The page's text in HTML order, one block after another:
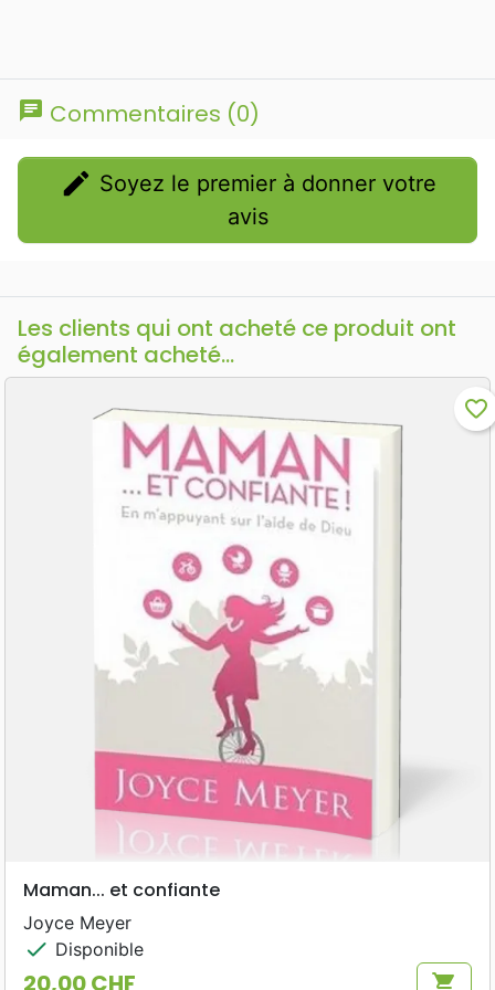
chat Commentaires (0)
edit
avis
Les clients qui ont acheté ce produit ont
également acheté...
favorite_border
Maman... et confiante
Joyce Meyer
check Disponible
20,00 CHF shopping_cart